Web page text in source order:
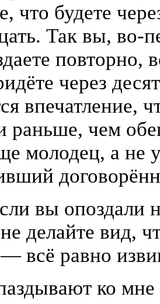
что будете
Так вы, во-
повторно,
через
впечатление,
раньше, чем
молодец, а не
вы опоздали
делайте вид,
всё равно
ко мне